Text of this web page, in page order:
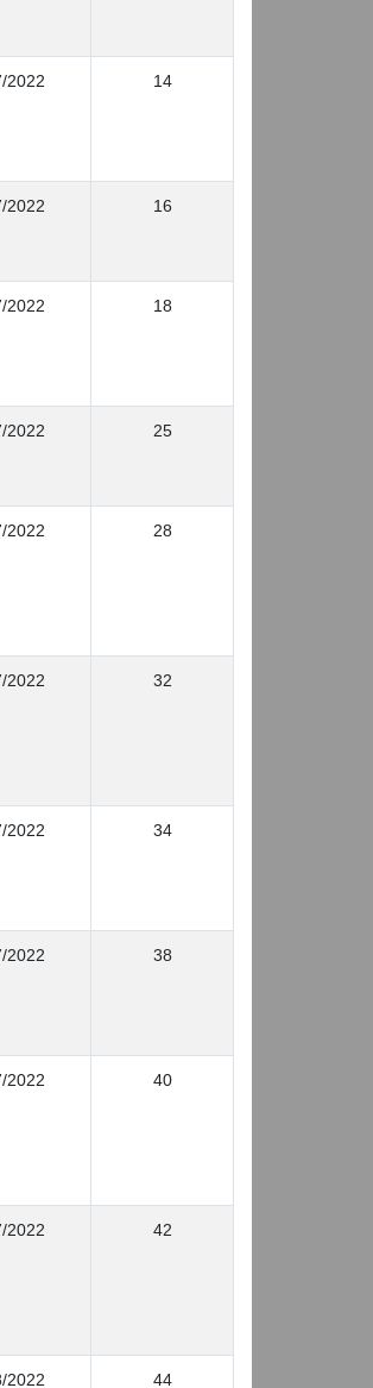
2022 14
2022 16
2022 18
2022 25
2022 28
2022 32
2022 34
2022 38
2022 40
2022 42
2022 44